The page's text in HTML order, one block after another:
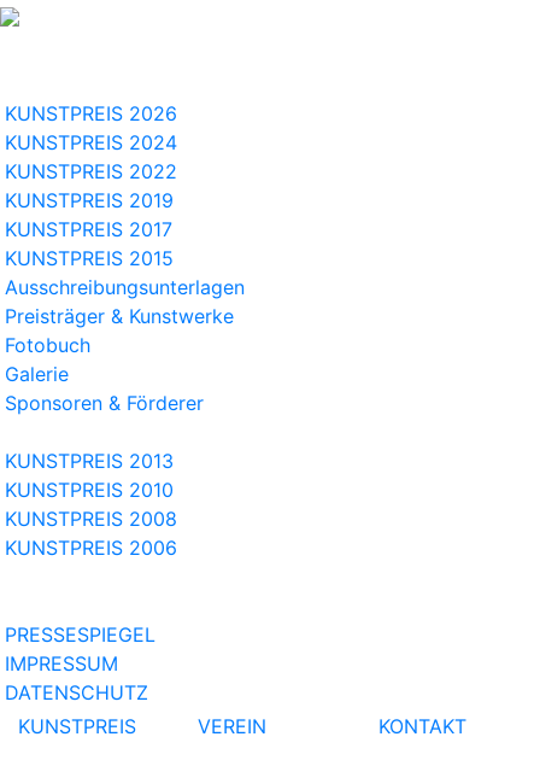
KUNSTPREIS 2026
KUNSTPREIS 2024
KUNSTPREIS 2022
KUNSTPREIS 2019
KUNSTPREIS 2017
KUNSTPREIS 2015
Ausschreibungsunterlagen
Preisträger & Kunstwerke
Fotobuch
Galerie
Sponsoren & Förderer
KUNSTPREIS 2013
KUNSTPREIS 2010
KUNSTPREIS 2008
KUNSTPREIS 2006
PRESSESPIEGEL
IMPRESSUM
DATENSCHUTZ
KUNSTPREIS
VEREIN KONTAKT